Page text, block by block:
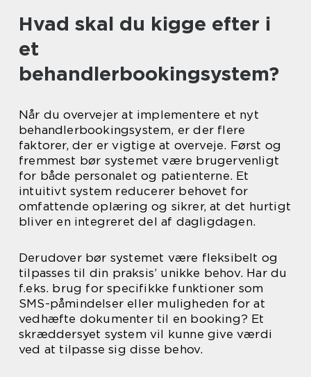
Hvad skal du kigge efter i
et
behandlerbookingsystem?
Når du overvejer at implementere et nyt
behandlerbookingsystem, er der flere
faktorer, der er vigtige at overveje. Først og
fremmest bør systemet være brugervenligt
for både personalet og patienterne. Et
intuitivt system reducerer behovet for
omfattende oplæring og sikrer, at det hurtigt
bliver en integreret del af dagligdagen.
Derudover bør systemet være fleksibelt og
tilpasses til din praksis’ unikke behov. Har du
f.eks. brug for specifikke funktioner som
SMS-påmindelser eller muligheden for at
vedhæfte dokumenter til en booking? Et
skræddersyet system vil kunne give værdi
ved at tilpasse sig disse behov.